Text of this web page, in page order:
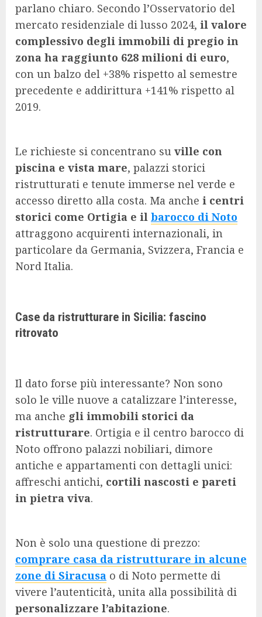
parlano chiaro. Secondo l’Osservatorio del
mercato residenziale di lusso 2024, il valore
complessivo degli immobili di pregio in
zona ha raggiunto 628 milioni di euro,
con un balzo del +38% rispetto al semestre
precedente e addirittura +141% rispetto al
2019.
Le richieste si concentrano su ville con
piscina e vista mare, palazzi storici
ristrutturati e tenute immerse nel verde e
accesso diretto alla costa. Ma anche i centri
storici come Ortigia e il barocco di Noto
attraggono acquirenti internazionali, in
particolare da Germania, Svizzera, Francia e
Nord Italia.
Case da ristrutturare in Sicilia: fascino
ritrovato
Il dato forse più interessante? Non sono
solo le ville nuove a catalizzare l’interesse,
ma anche gli immobili storici da
ristrutturare. Ortigia e il centro barocco di
Noto offrono palazzi nobiliari, dimore
antiche e appartamenti con dettagli unici:
affreschi antichi, cortili nascosti e pareti
in pietra viva.
Non è solo una questione di prezzo:
comprare casa da ristrutturare in alcune
zone di Siracusa o di Noto permette di
vivere l’autenticità, unita alla possibilità di
personalizzare l’abitazione.